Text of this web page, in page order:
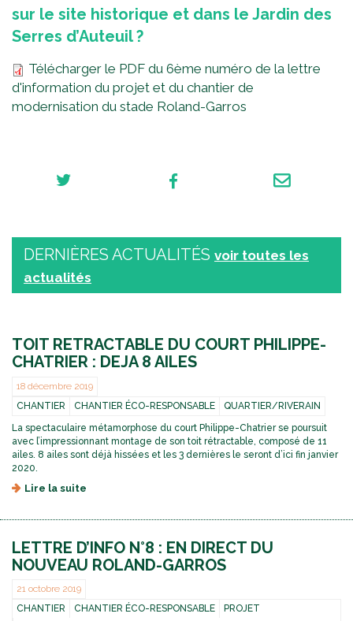
sur le site historique et dans le Jardin des
Serres d’Auteuil ?
Télécharger le PDF du 6ème numéro de la lettre
d'information du projet et du chantier de
modernisation du stade Roland-Garros
DERNIÈRES ACTUALITÉS voir toutes les
actualités
TOIT RETRACTABLE DU COURT PHILIPPE-
CHATRIER : DEJA 8 AILES
18 décembre 2019
CHANTIER
CHANTIER ÉCO-RESPONSABLE QUARTIER/RIVERAIN
La spectaculaire métamorphose du court Philippe-Chatrier se poursuit
avec l’impressionnant montage de son toit rétractable, composé de 11
ailes. 8 ailes sont déjà hissées et les 3 dernières le seront d’ici fin janvier
2020.
Lire la suite
I
T
R
R
LETTRE D’INFO N°8 : EN DIRECT DU
NOUVEAU ROLAND-GARROS
21 octobre 2019
CHANTIER
CHANTIER ÉCO-RESPONSABLE PROJET